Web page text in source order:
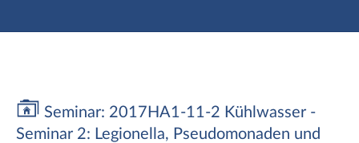
Hauptnavigation
Seminar: 2017HA1-11-2 Kühlwasser - Seminar 2:
Seminar: 2017HA1-11-2 Kühlwasser -
Seminar 2: Legionella, Pseudomonaden und